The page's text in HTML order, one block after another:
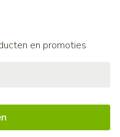
en promoties